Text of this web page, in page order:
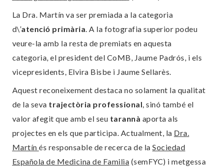
La Dra. Martín va ser premiada a la categoria
d\’atenció primària. A la fotografia superior podeu
veure-la amb la resta de premiats en aquesta
categoria, el president del CoMB, Jaume Padrós, i els
vicepresidents, Elvira Bisbe i Jaume Sellarès.
Aquest reconeixement destaca no solament la qualitat
de la seva trajectòria professional, sinó també el
valor afegit que amb el seu tarannà aporta als
projectes en els que participa. Actualment, la Dra.
Martínés responsable de recerca de laSociedad
Española de Medicina de Familia (semFYC) i metgessa